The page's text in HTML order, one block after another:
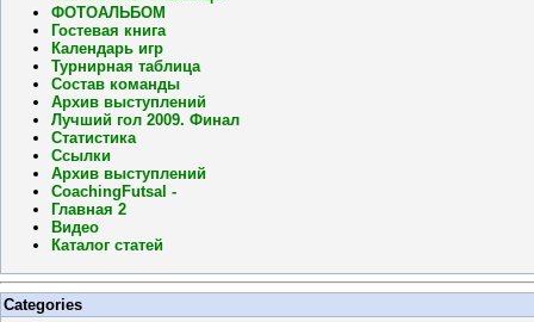
ФОТОАЛЬБОМ
Гостевая книга
Календарь игр
Турнирная таблица
Состав команды
Архив выступлений
Лучший гол 2009. Финал
Статистика
Ссылки
Архив выступлений
CoachingFutsal -
Главная 2
Видео
Каталог статей
Categories